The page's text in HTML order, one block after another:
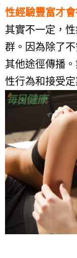
性經驗豐富才會
其實不一定，
群。因為除了
其他途徑傳播
性行為和接受